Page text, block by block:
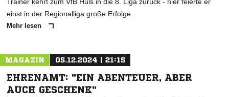
einst in der Regionalliga große Erfolge.
Mehr lesen
MAGAZIN 05.12.2024 | 21:15
EHRENAMT: "EIN ABENTEUER, ABER
AUCH GESCHENK"